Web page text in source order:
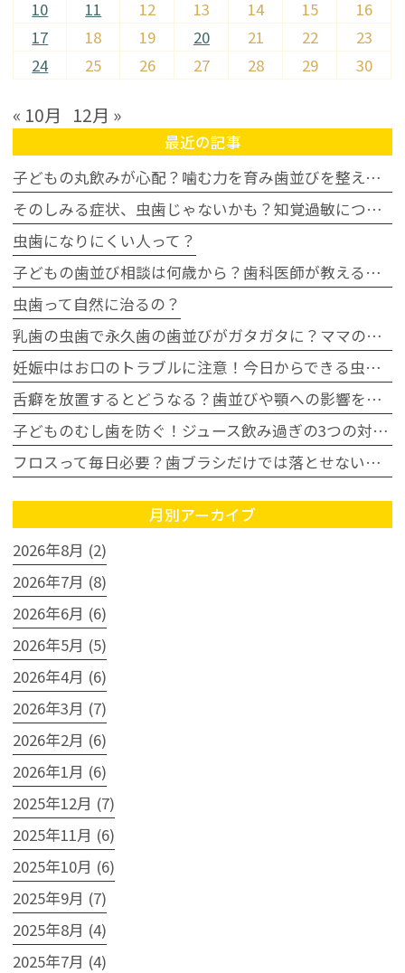
10 11 12 13 14 15
16
17
18 19 20 21 22
23
24
25 26 27 28 29 30
« 10月 12月 »
最近の記事
子どもの丸飲みが心配？噛む力を育み歯並びを整える家庭の習慣
そのしみる症状、虫歯じゃないかも？知覚過敏について
虫歯になりにくい人って？
子どもの歯並び相談は何歳から？歯科医師が教える受診タイミングの目安
虫歯って自然に治るの？
乳歯の虫歯で永久歯の歯並びがガタガタに？ママの不安に歯科医が回答
妊娠中はお口のトラブルに注意！今日からできる虫歯・歯周病予防
舌癖を放置するとどうなる？歯並びや顎への影響を歯科医師が解説
子どものむし歯を防ぐ！ジュース飲み過ぎの3つの対策｜豊田市
フロスって毎日必要？歯ブラシだけでは落とせない汚れとは
月別アーカイブ
2026年8月 (2)
2026年7月 (8)
2026年6月 (6)
2026年5月 (5)
2026年4月 (6)
2026年3月 (7)
2026年2月 (6)
2026年1月 (6)
2025年12月 (7)
2025年11月 (6)
2025年10月 (6)
2025年9月 (7)
2025年8月 (4)
2025年7月 (4)